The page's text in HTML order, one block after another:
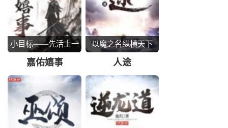
小目标——先活上一
千年
嘉佑嬉事
以魔之名纵横天下
人途